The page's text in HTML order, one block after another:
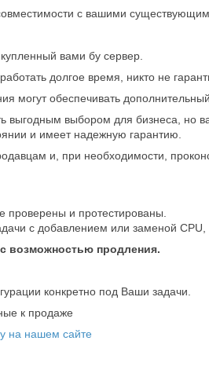
с вашими
вами бу сервер.
долгое время, никто не
могут обеспечивать
выбором для бизнеса, но
и имеет надежную гарантию.
и, при необходимости,
проверены и протестированы.
с добавлением или заменой
возможностью продления.
конкретно под Ваши задачи.
к продаже
на нашем сайте